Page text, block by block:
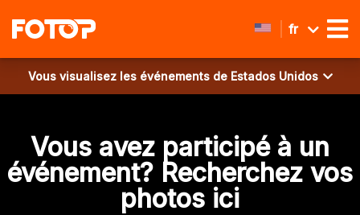
fr
Vous visualisez les événements de Estados Unidos
Vous avez participé à un
événement? Recherchez vos
photos ici